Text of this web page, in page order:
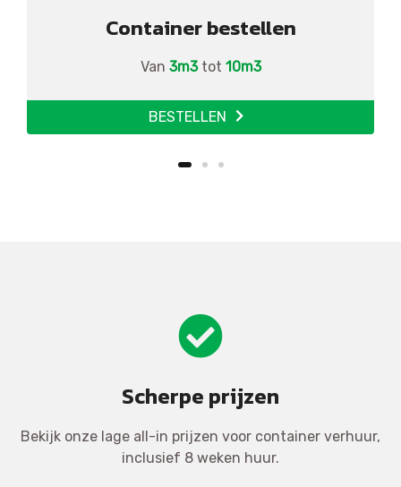
Container bestellen
Van 3m3 tot 10m3
BESTELLEN
Scherpe prijzen
Bekijk onze lage all-in prijzen voor container verhuur,
inclusief 8 weken huur.